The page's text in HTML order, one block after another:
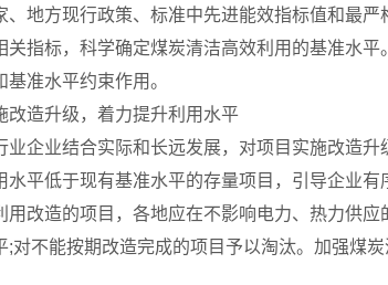
、地方现行政策、标准中先进能效指标值和最
关指标，科学确定煤炭清洁高效利用的基准水
准水平约束作用。
改造升级，着力提升利用水平
业企业结合实际和长远发展，对项目实施改造
水平低于现有基准水平的存量项目，引导企业
用改造的项目，各地应在不影响电力、热力供
;对不能按期改造完成的项目予以淘汰。加强煤